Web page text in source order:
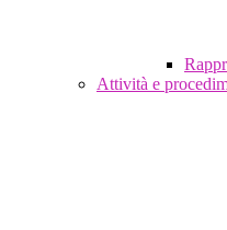
Attività e